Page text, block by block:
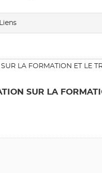
Liens
LA FORMATION ET LE
SUR LA